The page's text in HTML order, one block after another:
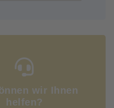
wir Ihnen
helfen?